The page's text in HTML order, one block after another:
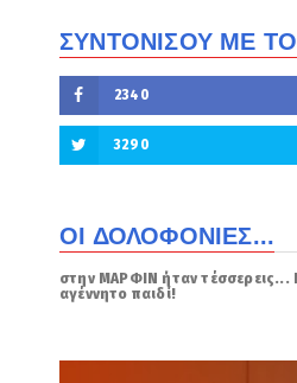
ΣΥΝΤΟΝΙΣΟΥ ΜΕ
2340
3290
ΟΙ ΔΟΛΟΦΟΝΙΕΣ...
στην ΜΑΡΦΙΝ ήταν τέσσερεις...
αγέννητο παιδί!